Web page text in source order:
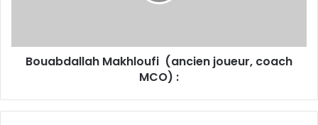
Bouabdallah Makhloufi (ancien joueur, coach
MCO) :